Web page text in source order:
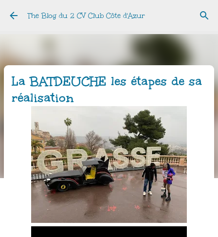
Accéder au contenu principal
The Blog du 2 CV Club Côte d'Azur
La BATDEUCHE les étapes de sa
réalisation